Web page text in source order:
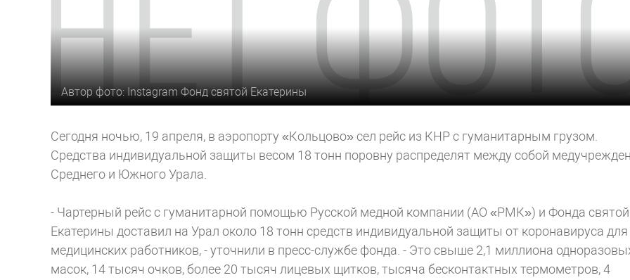
Автор фото: Instagram Фонд святой Екатерины
Сегодня ночью, 19 апреля, в аэропорту «Кольцово» сел рейс из КНР с гуманитарным грузом.
Средства индивидуальной защиты весом 18 тонн поровну распределят между собой
Среднего и Южного Урала.
- Чартерный рейс с гуманитарной помощью Русской медной компании (АО «РМК») и Фонда святой
Екатерины доставил на Урал около 18 тонн средств индивидуальной защиты от коронавируса для
медицинских работников, - уточнили в пресс-службе фонда. - Это свыше 2,1 миллиона
масок, 14 тысяч очков, более 20 тысяч лицевых щитков, тысяча бесконтактных термометров, 4